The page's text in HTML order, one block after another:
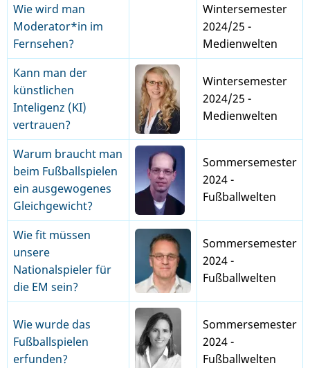
Wie wird man
Moderator*in im
Fernsehen?
Wintersemester
2024/25 -
Medienwelten
Kann man der
künstlichen
Inteligenz (KI)
vertrauen?
Wintersemester
2024/25 -
Medienwelten
Warum braucht man
beim Fußballspielen
ein ausgewogenes
Gleichgewicht?
Sommersemester
2024 -
Fußballwelten
Wie fit müssen
unsere
Nationalspieler für
die EM sein?
Sommersemester
2024 -
Fußballwelten
Wie wurde das
Fußballspielen
erfunden?
Sommersemester
2024 -
Fußballwelten